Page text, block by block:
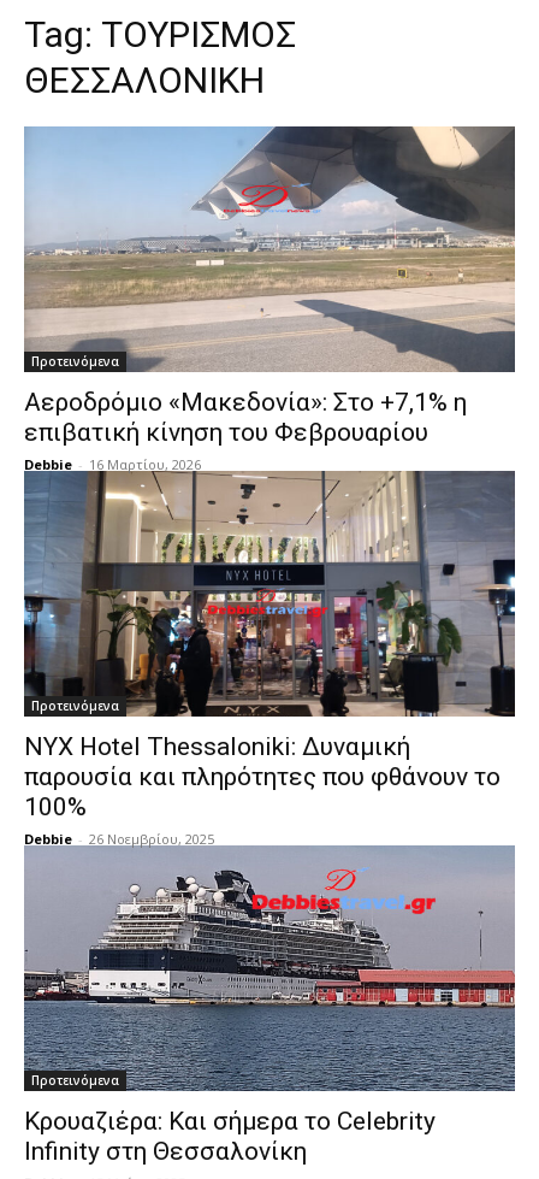
Tag: ΤΟΥΡΙΣΜΟΣ
ΘΕΣΣΑΛΟΝΙΚΗ
Προτεινόμενα
Αεροδρόμιο «Μακεδονία»: Στο +7,1% η
επιβατική κίνηση του Φεβρουαρίου
Debbie - 16 Μαρτίου, 2026
Προτεινόμενα
NYX Hotel Thessaloniki: Δυναμική
παρουσία και πληρότητες που φθάνουν το
100%
Debbie - 26 Νοεμβρίου, 2025
Προτεινόμενα
Κρουαζιέρα: Και σήμερα το Celebrity
Infinity στη Θεσσαλονίκη